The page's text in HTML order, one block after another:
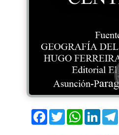
Facebook
TwitterWhatsApp